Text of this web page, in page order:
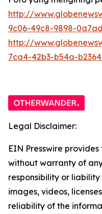
http://
9c06-49c8-9898-
http://
7ca4-42b3-b54a-
Legal Disclaimer:
EIN Presswire
without warranty of
responsibility or
images, videos,
reliability of the